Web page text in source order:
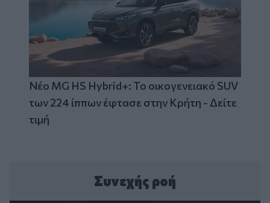
Νέο MG HS Hybrid+: Το οικογενειακό SUV
των 224 ίππων έφτασε στην Κρήτη - Δείτε
τιμή
Συνεχής ροή